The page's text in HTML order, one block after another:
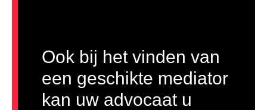
Ook bij het vinden van
een geschikte mediator
kan uw advocaat u